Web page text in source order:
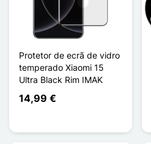
Protetor de ecrã de vidro
temperado Xiaomi 15
Ultra Black Rim IMAK
14,99 €